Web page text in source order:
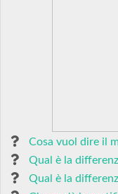
Cosa vuol dire il
Qual è la
Qual è la